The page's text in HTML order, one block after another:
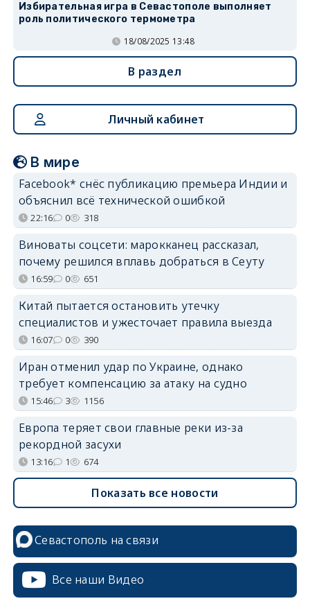
Избирательная игра в Севастополе выполняет
роль политического термометра
18/08/2025 13:48
В раздел
Личный кабинет
В мире
Facebook* снёс публикацию премьера Индии и
объяснил всё технической ошибкой
22:16 0 318
Виноваты соцсети: марокканец рассказал,
почему решился вплавь добраться в Сеуту
16:59 0 651
Китай пытается остановить утечку
специалистов и ужесточает правила выезда
16:07 0 390
Иран отменил удар по Украине, однако
требует компенсацию за атаку на судно
15:46 3 1156
Европа теряет свои главные реки из-за
рекордной засухи
13:16 1 674
Показать все новости
Севастополь на связи
Все наши Видео